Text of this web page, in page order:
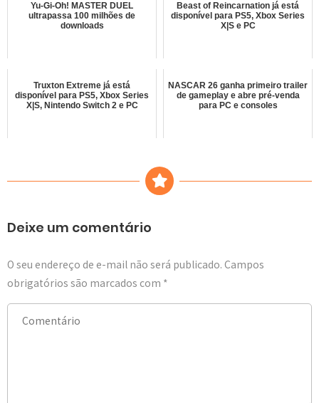
Yu-Gi-Oh! MASTER DUEL
ultrapassa 100 milhões de
downloads
Beast of Reincarnation já está
disponível para PS5, Xbox Series
X|S e PC
Truxton Extreme já está
disponível para PS5, Xbox Series
X|S, Nintendo Switch 2 e PC
NASCAR 26 ganha primeiro trailer
de gameplay e abre pré-venda
para PC e consoles
Deixe um comentário
O seu endereço de e-mail não será publicado. Campos
obrigatórios são marcados com *